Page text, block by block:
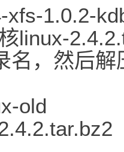
xfs-1.0.2-
linux-
名，然后解
old